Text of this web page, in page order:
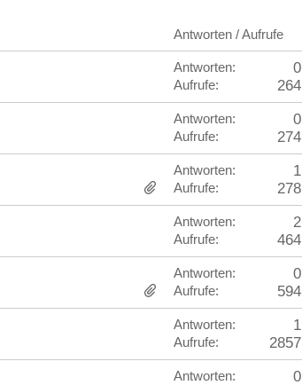
Antworten / Aufrufe
Antworten: 0
Aufrufe: 264
Antworten: 0
Aufrufe: 274
Antworten: 1
Aufrufe: 278
Antworten: 2
Aufrufe: 464
Antworten: 0
Aufrufe: 594
Antworten: 1
Aufrufe: 2857
Antworten: 0